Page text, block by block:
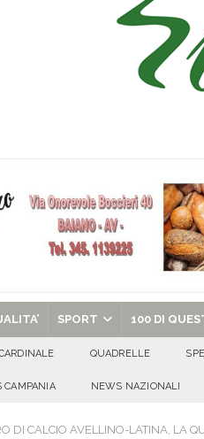
la stagione del congresso in
Ruba circa 130mila di energia elettrica – i
Venerdì 29 agosto la chiesa celebra il
SPORT 100 DI
QUADRELLE
CAMPANIA NEWS NAZIONALI
DI CALCIO AVELLINO-LATINA, LA